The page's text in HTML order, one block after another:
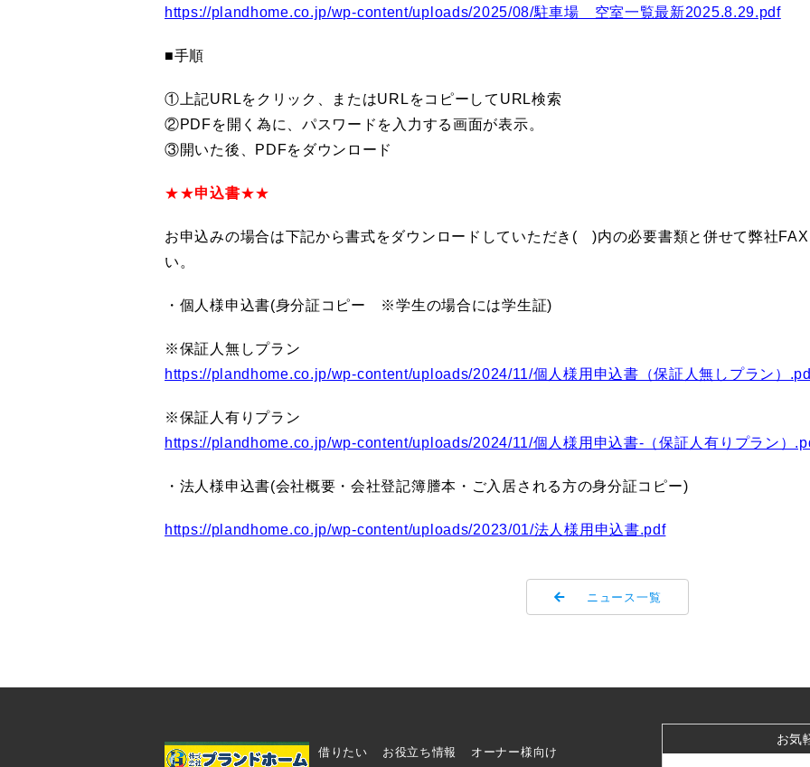
https://plandhome.co.jp/wp-content/uploads/2025/08/駐車場 空室一覧最新2025.8.29.pdf
■手順
①上記URLをクリック、またはURLをコピーしてURL検索
②PDFを開く為に、パスワードを入力する画面が表示。
③開いた後、PDFをダウンロード
★★申込書★★
お申込みの場合は下記から書式をダウンロードしていただき( )内の必要書類と併せて弊社
い。
・個人様申込書(身分証コピー ※学生の場合には学生証)
※保証人無しプラン
https://plandhome.co.jp/wp-content/uploads/2024/11/個人様用申込書（保証人無しプラン）
※保証人有りプラン
https://plandhome.co.jp/wp-content/uploads/2024/11/個人様用申込書-（保証人有りプラン）
・法人様申込書(会社概要・会社登記簿謄本・ご入居される方の身分証コピー)
https://plandhome.co.jp/wp-content/uploads/2023/01/法人様用申込書.pdf
ニュース一覧
借りたい お役立ち情報
オーナー様向け
お気